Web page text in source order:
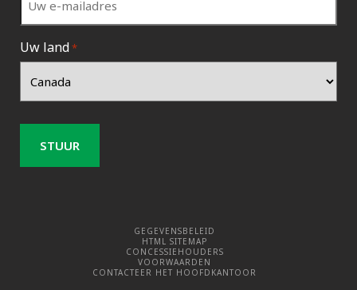
Uw land*
GEGEVENSBELEID
HTML SITEMAP
CONCESSIEHOUDERS
VOORWAARDEN
CONTACTEER HET HOOFDKANTOOR